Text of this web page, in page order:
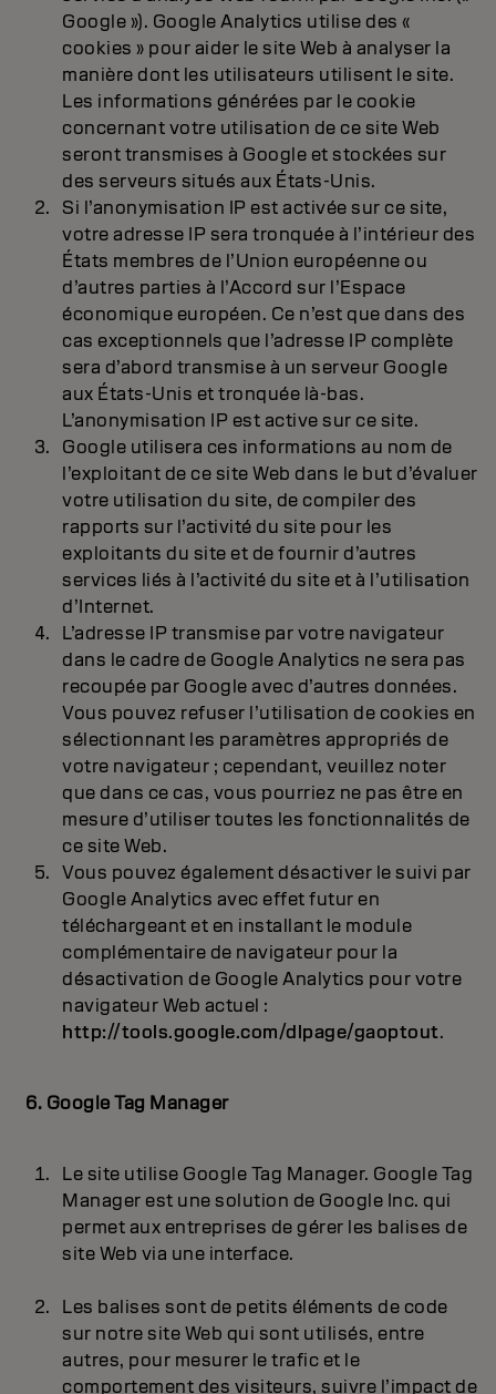
Google »). Google Analytics utilise des «
cookies » pour aider le site Web à analyser la
manière dont les utilisateurs utilisent le site.
Les informations générées par le cookie
concernant votre utilisation de ce site Web
seront transmises à Google et stockées sur
des serveurs situés aux États-Unis.
Si l’anonymisation IP est activée sur ce site,
votre adresse IP sera tronquée à l’intérieur des
États membres de l’Union européenne ou
d’autres parties à l’Accord sur l’Espace
économique européen. Ce n’est que dans des
cas exceptionnels que l’adresse IP complète
sera d’abord transmise à un serveur Google
aux États-Unis et tronquée là-bas.
L’anonymisation IP est active sur ce site.
Google utilisera ces informations au nom de
l’exploitant de ce site Web dans le but d’évaluer
votre utilisation du site, de compiler des
rapports sur l’activité du site pour les
exploitants du site et de fournir d’autres
services liés à l’activité du site et à l’utilisation
d’Internet.
L’adresse IP transmise par votre navigateur
dans le cadre de Google Analytics ne sera pas
recoupée par Google avec d’autres données.
Vous pouvez refuser l’utilisation de cookies en
sélectionnant les paramètres appropriés de
votre navigateur ; cependant, veuillez noter
que dans ce cas, vous pourriez ne pas être en
mesure d’utiliser toutes les fonctionnalités de
ce site Web.
Vous pouvez également désactiver le suivi par
Google Analytics avec effet futur en
téléchargeant et en installant le module
complémentaire de navigateur pour la
désactivation de Google Analytics pour votre
navigateur Web actuel :
http://tools.google.com/dlpage/gaoptout.
6. Google Tag Manager
Le site utilise Google Tag Manager. Google Tag
Manager est une solution de Google Inc. qui
permet aux entreprises de gérer les balises de
site Web via une interface.
Les balises sont de petits éléments de code
sur notre site Web qui sont utilisés, entre
autres, pour mesurer le trafic et le
comportement des visiteurs, suivre l’impact de